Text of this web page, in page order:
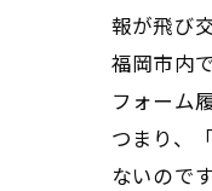
報が飛び
福岡市内
フォーム
つまり、
ないので